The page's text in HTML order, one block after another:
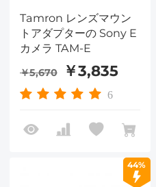
Tamron レンズマウン
トアダプターの Sony E
カメラ TAM-E
￥5,670 ￥3,835
6
44%